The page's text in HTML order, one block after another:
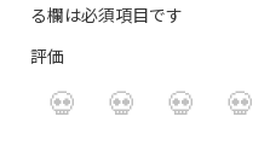
る欄は必須項目です
評価